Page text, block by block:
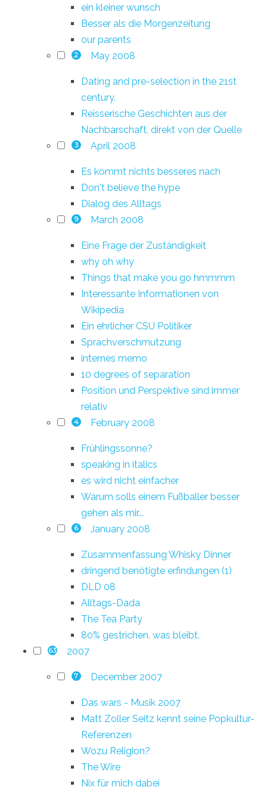
ein kleiner wunsch
Besser als die Morgenzeitung
our parents
2 May 2008
Dating and pre-selection in the 21st
century.
Reisserische Geschichten aus der
Nachbarschaft, direkt von der Quelle
3 April 2008
Es kommt nichts besseres nach
Don't believe the hype
Dialog des Alltags
9 March 2008
Eine Frage der Zuständigkeit
why oh why
Things that make you go hmmmm
Interessante Informationen von
Wikipedia
Ein ehrlicher CSU Politiker
Sprachverschmutzung
internes memo
10 degrees of separation
Position und Perspektive sind immer
relativ
4 February 2008
Frühlingssonne?
speaking in italics
es wird nicht einfacher
Warum solls einem Fußballer besser
gehen als mir...
6 January 2008
Zusammenfassung Whisky Dinner
dringend benötigte erfindungen (1)
DLD 08
Alltags-Dada
The Tea Party
80% gestrichen. was bleibt.
63 2007
7 December 2007
Das wars - Musik 2007
Matt Zoller Seitz kennt seine Popkultur-
Referenzen
Wozu Religion?
The Wire
Nix für mich dabei